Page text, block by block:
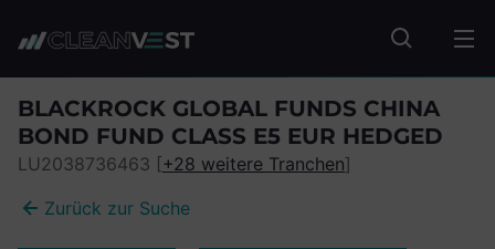
Fonds
BLACKROCK GLOBAL FUNDS CHINA
BOND FUND CLASS E5 EUR HEDGED
LU2038736463 [+28 weitere Tranchen]
Zurück zur Suche